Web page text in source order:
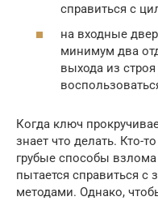
справиться с
на входные
минимум два
выхода из
Когда ключ
знает что делать. Кто-
грубые способы
пытается справиться
методами. Однако,